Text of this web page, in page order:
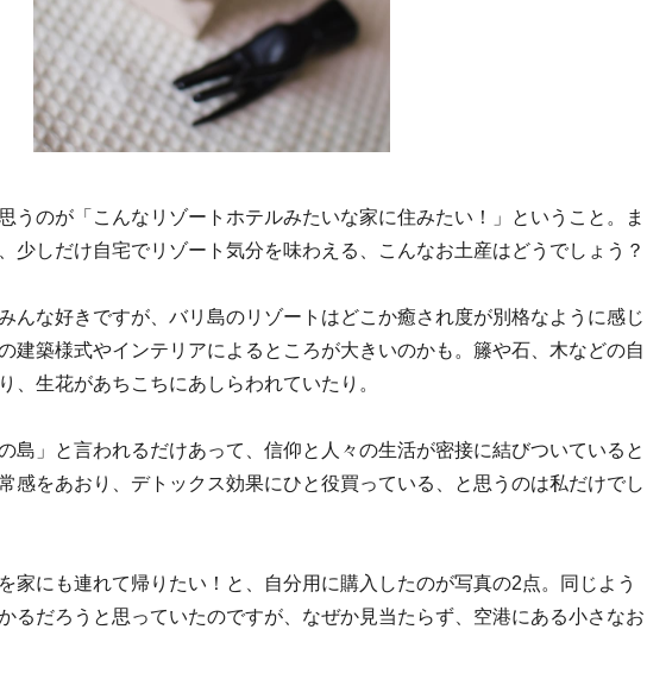
うのが「こんなリゾートホテルみたいな家に住みたい！」ということ。ま
少しだけ自宅でリゾート気分を味わえる、こんなお土産はどうでしょう？
んな好きですが、バリ島のリゾートはどこか癒され度が別格なように感じ
建築様式やインテリアによるところが大きいのかも。籐や石、木などの自
、生花があちこちにあしらわれていたり。
島」と言われるだけあって、信仰と人々の生活が密接に結びついていると
感をあおり、デトックス効果にひと役買っている、と思うのは私だけでし
家にも連れて帰りたい！と、自分用に購入したのが写真の2点。同じよう
るだろうと思っていたのですが、なぜか見当たらず、空港にある小さなお